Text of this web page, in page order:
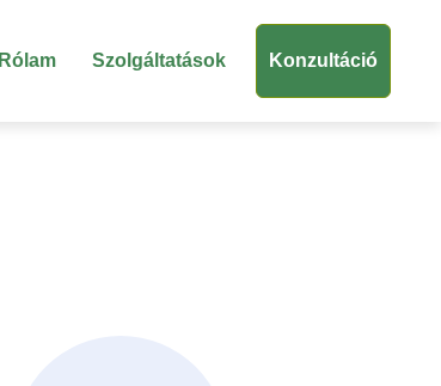
Rólam Szolgáltatások Konzultáció